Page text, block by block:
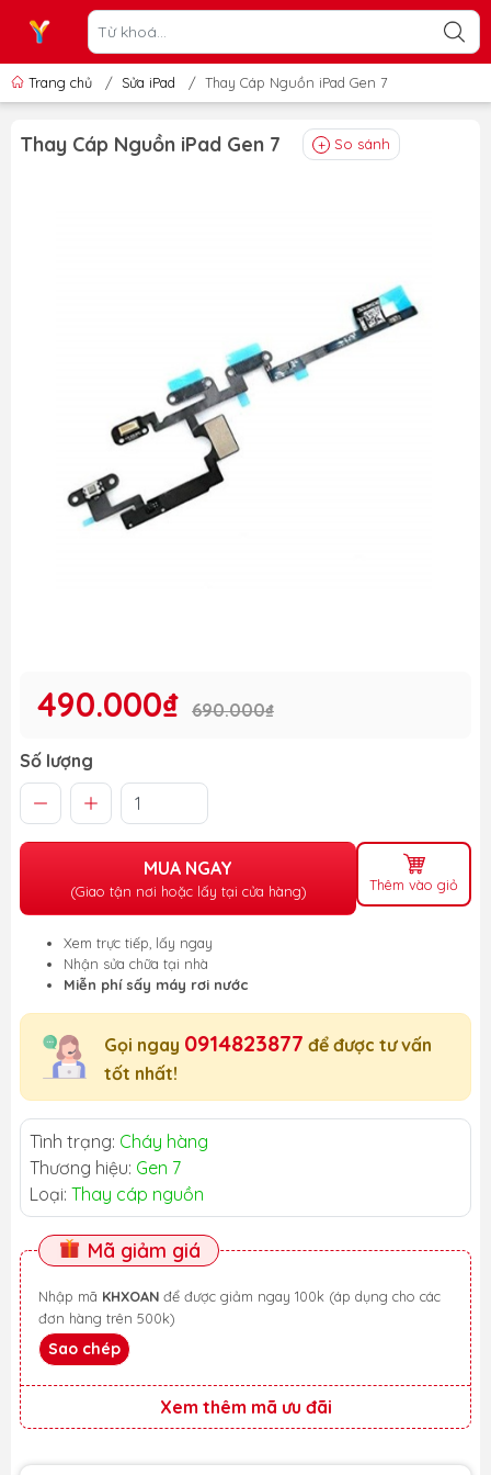
Trang chủ / Sửa iPad / Thay Cáp Nguồn iPad Gen 7
Thay Cáp Nguồn iPad Gen 7 So sánh
490.000₫ 690.000₫
Số lượng
MUA NGAY
(Giao tận nơi hoặc lấy tại cửa hàng) Thêm vào giỏ
Xem trực tiếp, lấy ngay
Nhận sửa chữa tại nhà
Miễn phí sấy máy rơi nước
Gọi ngay 0914823877 để được tư vấn
tốt nhất!
Tình trạng: Cháy hàng
Thương hiệu: Gen 7
Loại: Thay cáp nguồn
Mã giảm giá
Nhập mã KHXOAN
đơn hàng trên 500k)
Sao chép
Xem thêm mã ưu đãi